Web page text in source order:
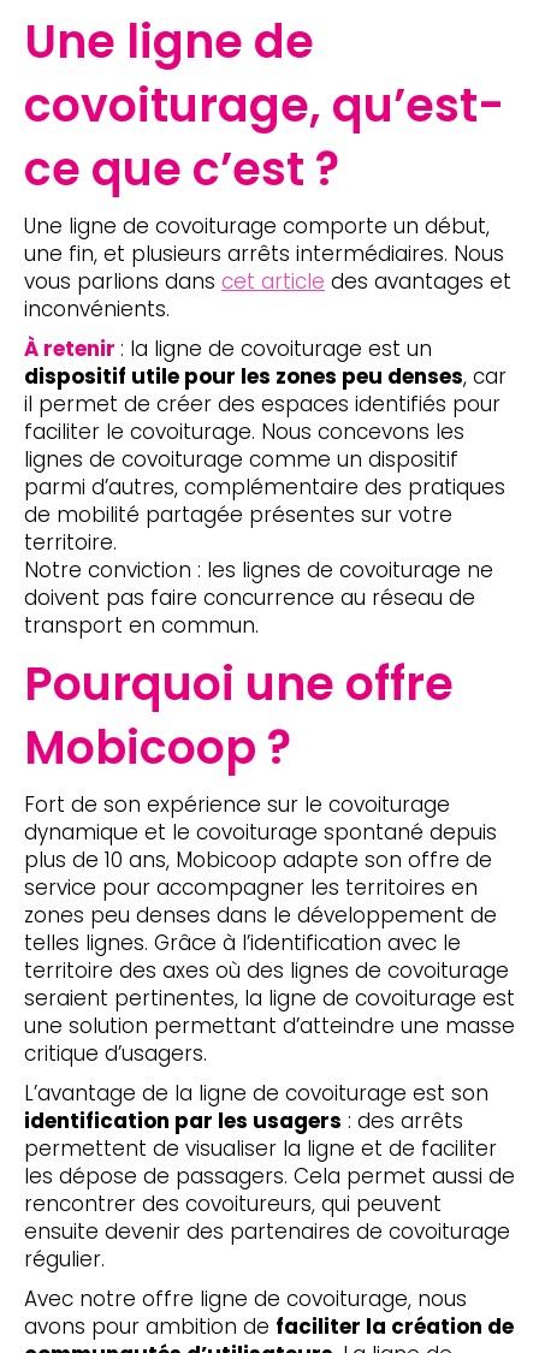
Une ligne de
covoiturage, qu’est-
ce que c’est ?
Une ligne de covoiturage comporte un début,
une fin, et plusieurs arrêts intermédiaires. Nous
vous parlions dans cet article des avantages et
inconvénients.
À retenir : la ligne de covoiturage est un
dispositif utile pour les zones peu denses, car
il permet de créer des espaces identifiés pour
faciliter le covoiturage. Nous concevons les
lignes de covoiturage comme un dispositif
parmi d’autres, complémentaire des pratiques
de mobilité partagée présentes sur votre
territoire.
Notre conviction : les lignes de covoiturage ne
doivent pas faire concurrence au réseau de
transport en commun.
Pourquoi une offre
Mobicoop ?
Fort de son expérience sur le covoiturage
dynamique et le covoiturage spontané depuis
plus de 10 ans, Mobicoop adapte son offre de
service pour accompagner les territoires en
zones peu denses dans le développement de
telles lignes. Grâce à l’identification avec le
territoire des axes où des lignes de covoiturage
seraient pertinentes, la ligne de covoiturage est
une solution permettant d’atteindre une masse
critique d’usagers.
L’avantage de la ligne de covoiturage est son
identification par les usagers : des arrêts
permettent de visualiser la ligne et de faciliter
les dépose de passagers. Cela permet aussi de
rencontrer des covoitureurs, qui peuvent
ensuite devenir des partenaires de covoiturage
régulier.
Avec notre offre ligne de covoiturage, nous
avons pour ambition de faciliter la création de